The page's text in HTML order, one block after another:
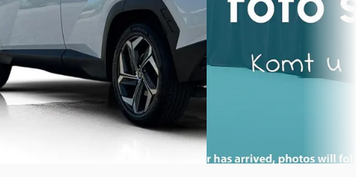
2021 · 84.903 km · Hybride ·
Automaat
Vakgarage Dirks · Schagen 4,7
Bekijk aanbieding →
Automaat
Autobedrijf Johan Meure
Purmerend 4,5(398